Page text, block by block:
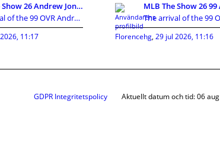
MLB The Show 26 Andrew Jones 99 OVR Card Guide:Att
The arrival of the 99 OVR Andrew Jones card has cr
11:17 Florencehg, 29 jul 2026, 11:16
Aktuellt datum och tid: 06
GDPR Integritetspolicy